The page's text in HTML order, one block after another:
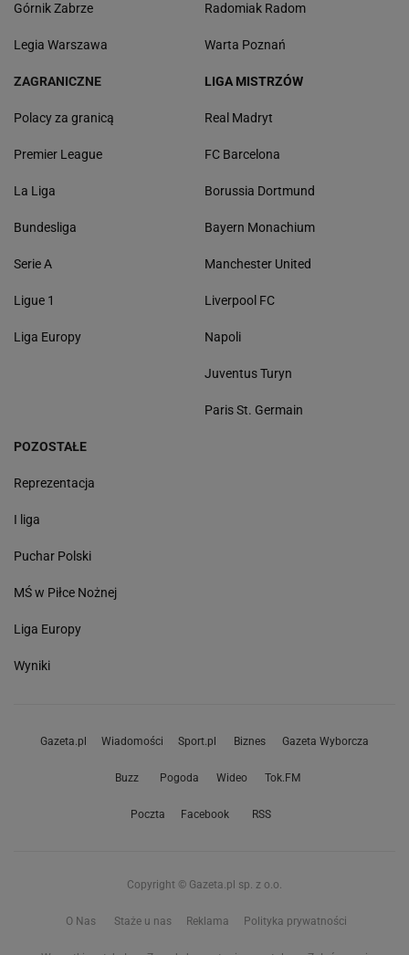
Górnik Zabrze
Legia Warszawa
Radomiak Radom
Warta Poznań
ZAGRANICZNE
Polacy za granicą
Premier League
La Liga
Bundesliga
Serie A
Ligue 1
Liga Europy
LIGA MISTRZÓW
Real Madryt
FC Barcelona
Borussia Dortmund
Bayern Monachium
Manchester United
Liverpool FC
Napoli
Juventus Turyn
Paris St. Germain
POZOSTAŁE
Reprezentacja
I liga
Puchar Polski
MŚ w Piłce Nożnej
Liga Europy
Wyniki
Gazeta.pl Wiadomości Sport.pl Biznes Gazeta Wyborcza
Buzz Pogoda Wideo Tok.FM
Poczta Facebook RSS
Copyright © Gazeta.pl sp. z o.o.
O Nas Staże u nas Reklama Polityka prywatności